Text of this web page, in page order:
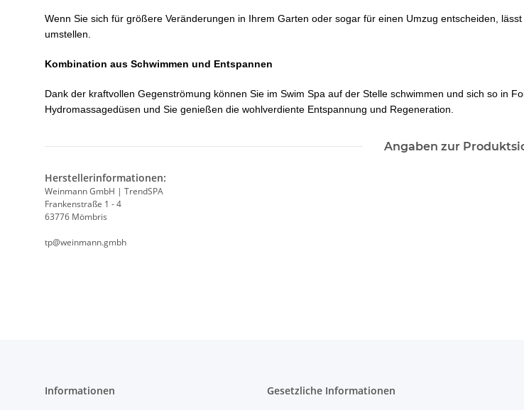
Wenn Sie sich für größere Veränderungen in Ihrem Garten oder sogar für einen Umzug entscheiden,
umstellen.
Kombination aus Schwimmen und Entspannen
Dank der kraftvollen Gegenströmung können Sie im Swim Spa auf der Stelle schwimmen und sich so in
Hydromassagedüsen und Sie genießen die wohlverdiente Entspannung und Regeneration.
Angaben zur
Herstellerinformationen:
Weinmann GmbH | TrendSPA
Frankenstraße 1 - 4
63776 Mömbris
tp@weinmann.gmbh
Informationen Gesetzliche Informationen